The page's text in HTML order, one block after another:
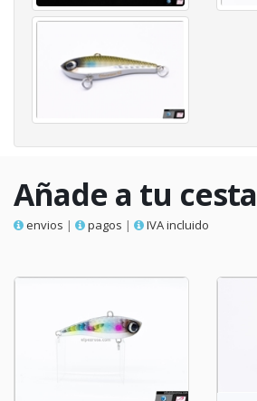
Añade a tu cesta
envios | pagos | IVA incluido